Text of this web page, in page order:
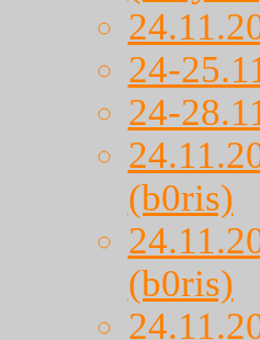
24-
24-
(b0ris)
(b0ris)